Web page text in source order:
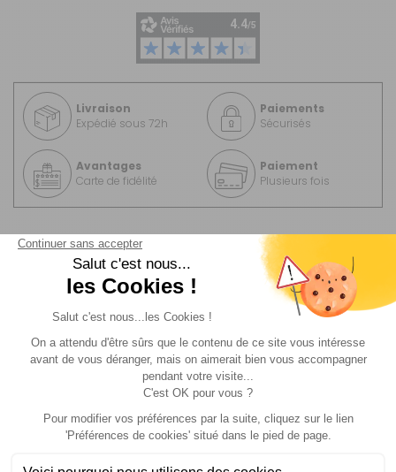
Livraison
Expédié sous 72h
Paiements
Sécurisés
Avantages
Carte de fidélité
Paiement
Plusieurs fois
Description Livraison et retour
Ce pack se compose de : 2x Réf 400145BI
Réf : 400145BI :VAE CLASSIC 20P GRIS FONCE
Roues de 20 Pouces pour une facilité de conduite et
une sécurité maximum.
Cadre aluminium pliant, léger et ne rouille pas.